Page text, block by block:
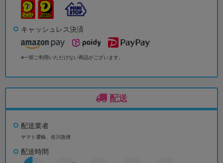
キャッシュレス決済
※一部ご利用いただけない商品がございます。
配送
配送業者
ヤマト運輸、佐川急便
配送時間